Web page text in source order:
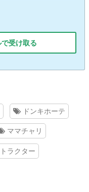
受け取る
ドンキホーテ
ママチャリ
トラクター